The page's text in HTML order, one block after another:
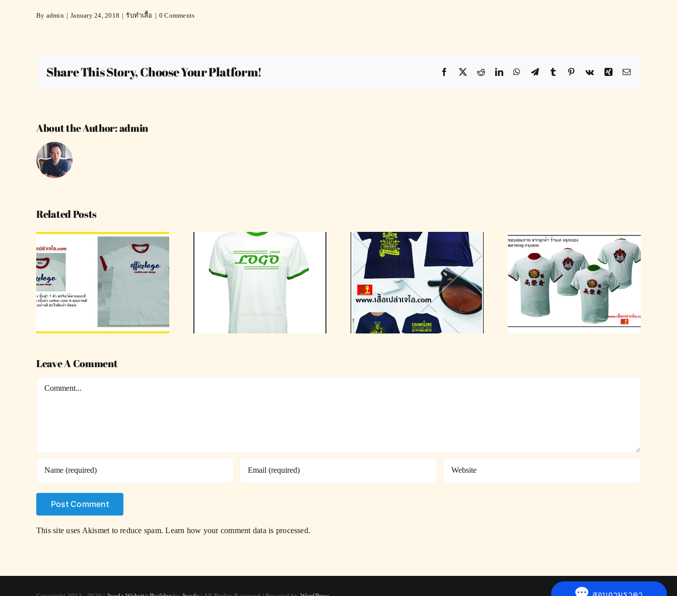
สอบถามราคา
By admin | January 24, 2018 | รับทำเสื้อ | 0 Comments
Share This Story, Choose Your Platform! Facebook
X RedditLinkedInWhatsApp
TelegramTumblr Pinterest
Vk Xing Email
About the Author:admin
Related Posts
รับทำเสื้อยืดสกรีน
โลโก้ตามแบบ
รับทำเสื้อสกรีนเสื้อยืด
เสื้อทีม
รับทำเสื้อเคหมูหยอง
Leave A Comment
Comment
This site uses Akismet to reduce spam.Learn how your comment data is processed.